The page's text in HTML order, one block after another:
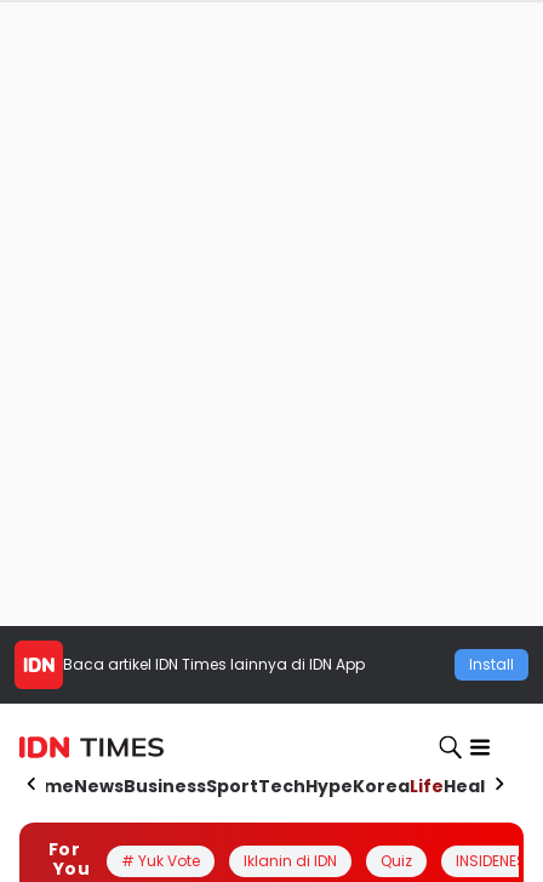
Baca artikel IDN Times lainnya di IDN App Install
HomeNewsBusinessSportTechHypeKoreaLifeHealth
For
You
# Yuk Vote Iklanin di IDN Quiz INSIDENESIA